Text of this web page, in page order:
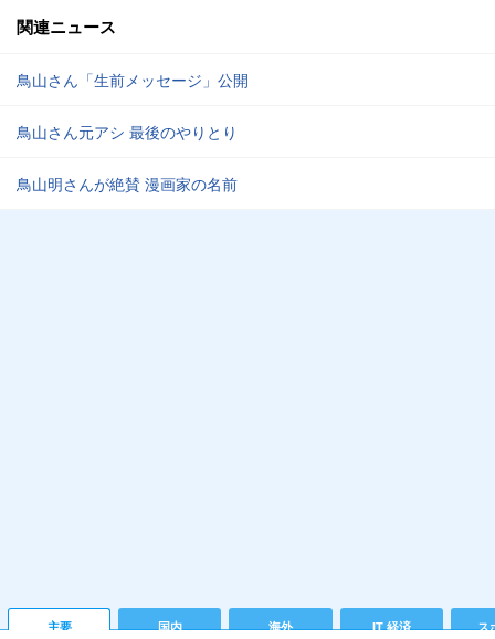
関連ニュース
鳥山さん「生前メッセージ」公開
鳥山さん元アシ 最後のやりとり
鳥山明さんが絶賛 漫画家の名前
主要 国内 海外 IT 経済 ス